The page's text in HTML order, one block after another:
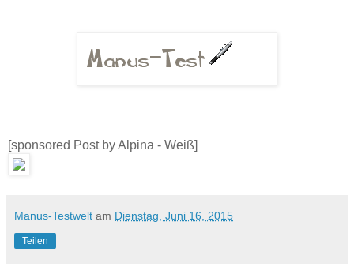
[sponsored Post by Alpina - Weiß]
Manus-Testwelt am Dienstag, Juni 16, 2015
Teilen